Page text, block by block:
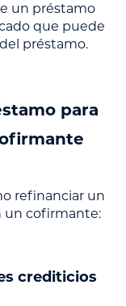
un préstamo
que puede
préstamo.
para
refinanciar un
un cofirmante:
crediticios